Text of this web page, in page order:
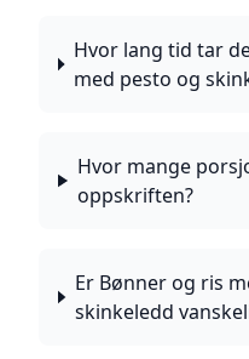
Hvor lang tid tar
med pesto og
Hvor mange
oppskriften?
Er Bønner og ris
skinkeledd